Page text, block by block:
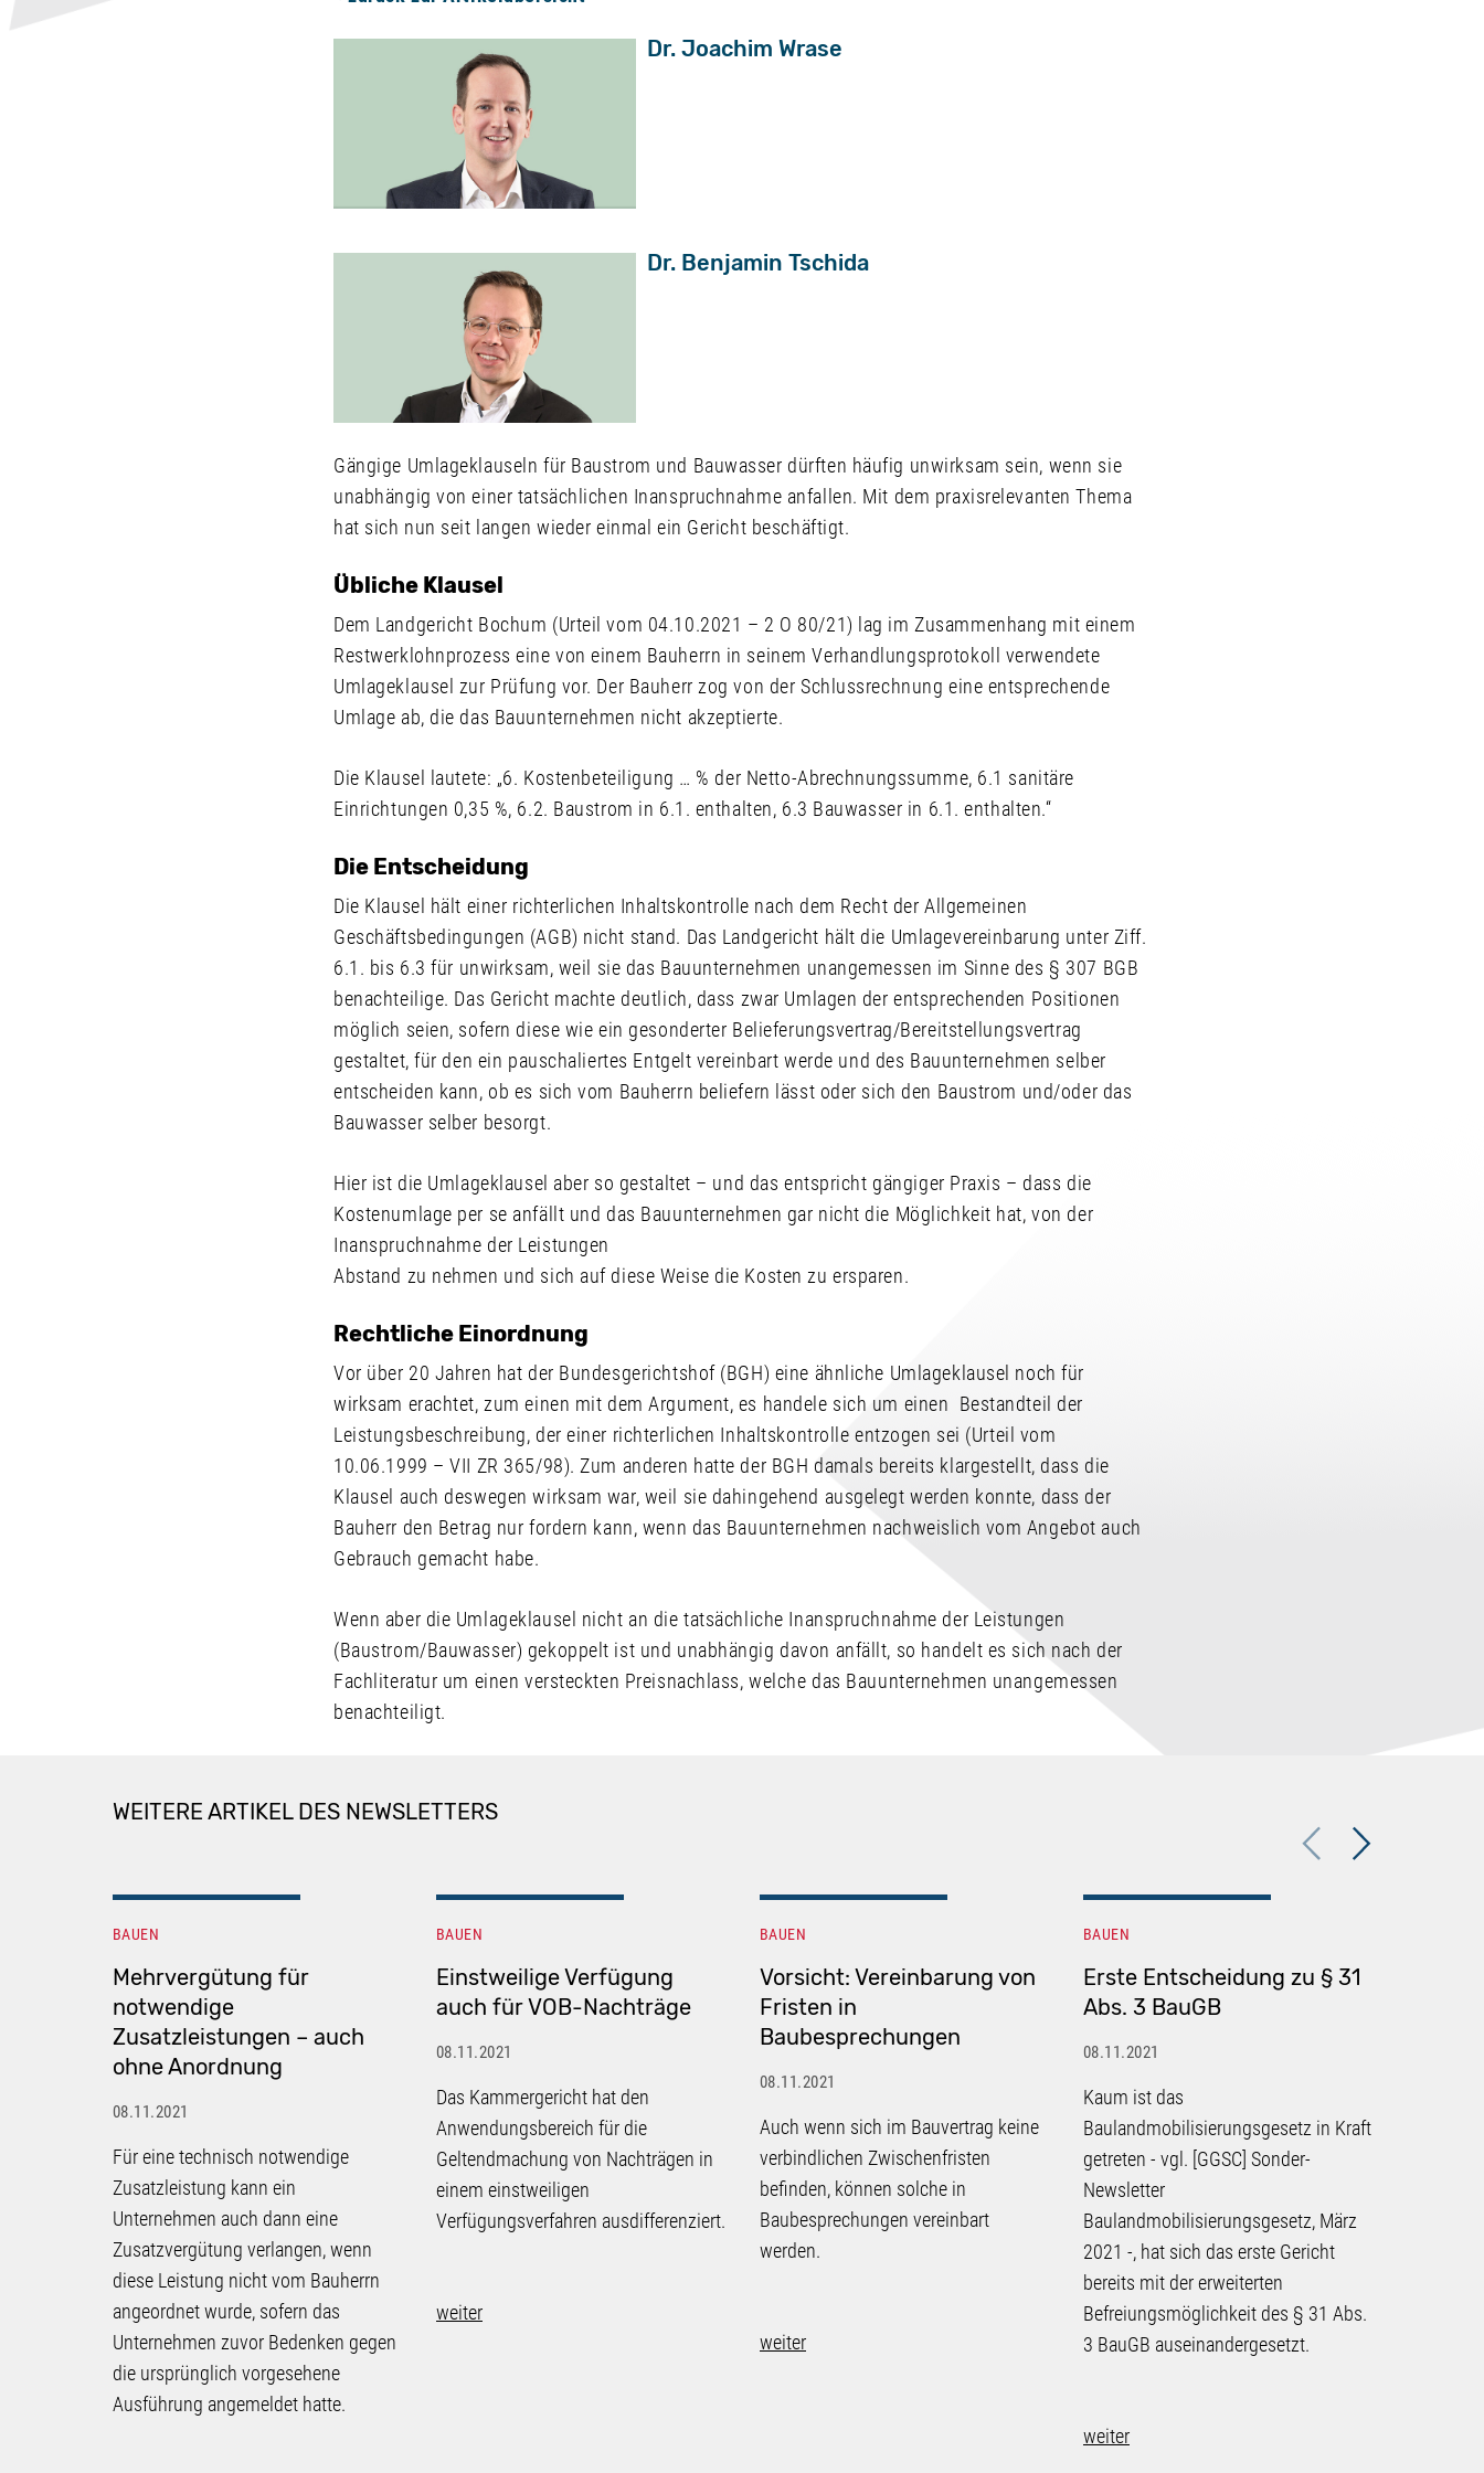
Dr. Joachim Wrase
Dr. Benjamin Tschida
Gängige Umlageklauseln für Baustrom und Bauwasser dürften häufig unwirksam sein, wenn sie
unabhängig von einer tatsächlichen Inanspruchnahme anfallen. Mit dem praxisrelevanten Thema
hat sich nun seit langen wieder einmal ein Gericht beschäftigt.
Übliche Klausel
Dem Landgericht Bochum (Urteil vom 04.10.2021 – 2 O 80/21) lag im Zusammenhang mit einem
Restwerklohnprozess eine von einem Bauherrn in seinem Verhandlungsprotokoll verwendete
Umlageklausel zur Prüfung vor. Der Bauherr zog von der Schlussrechnung eine entsprechende
Umlage ab, die das Bauunternehmen nicht akzeptierte.
Die Klausel lautete: „6. Kostenbeteiligung … % der Netto-Abrechnungssumme, 6.1 sanitäre
Einrichtungen 0,35 %, 6.2. Baustrom in 6.1. enthalten, 6.3 Bauwasser in 6.1. enthalten.“
Die Entscheidung
Die Klausel hält einer richterlichen Inhaltskontrolle nach dem Recht der Allgemeinen
Geschäftsbedingungen (AGB) nicht stand. Das Landgericht hält die Umlagevereinbarung unter Ziff.
6.1. bis 6.3 für unwirksam, weil sie das Bauunternehmen unangemessen im Sinne des § 307 BGB
benachteilige. Das Gericht machte deutlich, dass zwar Umlagen der entsprechenden Positionen
möglich seien, sofern diese wie ein gesonderter Belieferungsvertrag/Bereitstellungsvertrag
gestaltet, für den ein pauschaliertes Entgelt vereinbart werde und des Bauunternehmen selber
entscheiden kann, ob es sich vom Bauherrn beliefern lässt oder sich den Baustrom und/oder das
Bauwasser selber besorgt.
Hier ist die Umlageklausel aber so gestaltet – und das entspricht gängiger Praxis – dass die
Kostenumlage per se anfällt und das Bauunternehmen gar nicht die Möglichkeit hat, von der
Inanspruchnahme der Leistungen
Abstand zu nehmen und sich auf diese Weise die Kosten zu ersparen.
Rechtliche Einordnung
Vor über 20 Jahren hat der Bundesgerichtshof (BGH) eine ähnliche Umlageklausel noch für
wirksam erachtet, zum einen mit dem Argument, es handele sich um einen Bestandteil der
Leistungsbeschreibung, der einer richterlichen Inhaltskontrolle entzogen sei (Urteil vom
10.06.1999 – VII ZR 365/98). Zum anderen hatte der BGH damals bereits klargestellt, dass die
Klausel auch deswegen wirksam war, weil sie dahingehend ausgelegt werden konnte, dass der
Bauherr den Betrag nur fordern kann, wenn das Bauunternehmen nachweislich vom Angebot auch
Gebrauch gemacht habe.
Wenn aber die Umlageklausel nicht an die tatsächliche Inanspruchnahme der Leistungen
(Baustrom/Bauwasser) gekoppelt ist und unabhängig davon anfällt, so handelt es sich nach der
Fachliteratur um einen versteckten Preisnachlass, welche das Bauunternehmen unangemessen
benachteiligt.
WEITERE ARTIKEL DES NEWSLETTERS
Previous
BAUEN
Mehrvergütung für
notwendige
Zusatzleistungen – auch
ohne Anordnung
08.11.2021
Für eine technisch notwendige
Zusatzleistung kann ein
Unternehmen auch dann eine
Zusatzvergütung verlangen, wenn
diese Leistung nicht vom Bauherrn
angeordnet wurde, sofern das
Unternehmen zuvor Bedenken gegen
die ursprünglich vorgesehene
Ausführung angemeldet hatte.
BAUEN
Einstweilige Verfügung
auch für VOB-Nachträge
08.11.2021
Das Kammergericht hat den
Anwendungsbereich für die
Geltendmachung von Nachträgen in
einem einstweiligen
Verfügungsverfahren ausdifferenziert.
weiter
BAUEN
Vorsicht: Vereinbarung von
Fristen in
Baubesprechungen
08.11.2021
Auch wenn sich im Bauvertrag keine
verbindlichen Zwischenfristen
befinden, können solche in
Baubesprechungen vereinbart
werden.
weiter
BAUEN
Erste Entscheidung zu § 31
Abs. 3 BauGB
08.11.2021
Kaum ist das
Baulandmobilisierungsgesetz in Kraft
getreten - vgl. [GGSC] Sonder-
Newsletter
Baulandmobilisierungsgesetz, März
2021 -, hat sich das erste Gericht
bereits mit der erweiterten
Befreiungsmöglichkeit des § 31 Abs.
3 BauGB auseinandergesetzt.
weiter
Next